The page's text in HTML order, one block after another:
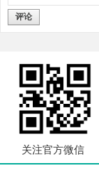
评论
关注官方微信